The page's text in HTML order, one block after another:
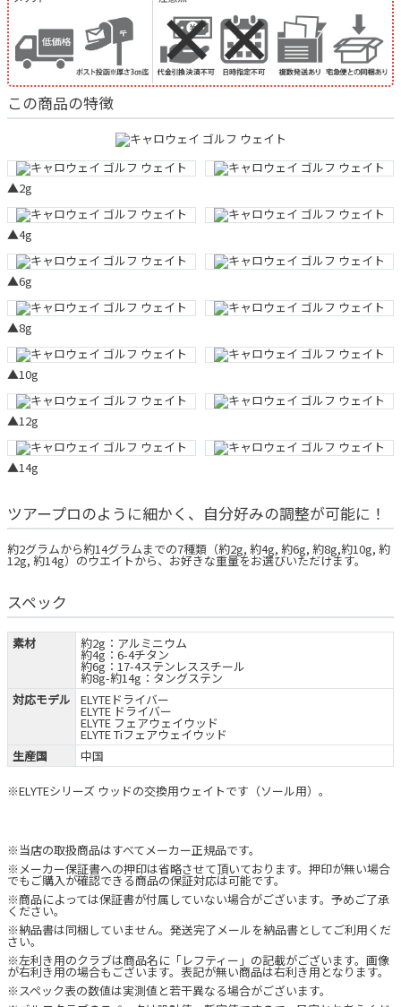
この商品の特徴
▲2g
▲4g
▲6g
▲8g
▲10g
▲12g
▲14g
ツアープロのように細かく、自分好みの調整が可能に！
約2グラムから約14グラムまでの7種類（約2g, 約4g, 約6g, 約8g,約10g, 約
12g, 約14g）のウエイトから、お好きな重量をお選びいただけます。
スペック
素材 約2g：アルミニウム
約4g：6-4チタン
約6g：17-4ステンレススチール
約8g-約14g：タングステン
対応モデル
ELYTEドライバー
ELYTE ドライバー
ELYTE フェアウェイウッド
ELYTE Tiフェアウェイウッド
生産国
中国
※ELYTEシリーズ ウッドの交換用ウェイトです（ソール用）。
※当店の取扱商品はすべてメーカー正規品です。
※メーカー保証書への押印は省略させて頂いております。押印が無い場合
でもご購入が確認できる商品の保証対応は可能です。
※商品によっては保証書が付属していない場合がございます。予めご了承
ください。
※納品書は同梱していません。発送完了メールを納品書としてご利用くだ
さい。
※左利き用のクラブは商品名に「レフティー」の記載がございます。画像
が右利き用の場合もございます。表記が無い商品は右利き用となります。
※スペック表の数値は実測値と若干異なる場合がございます。